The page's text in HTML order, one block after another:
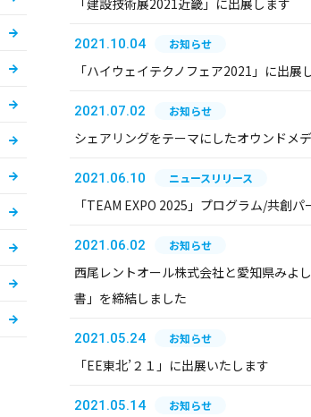
「建設技術展2021近畿」に出展します
2021.10.04 お知らせ
「ハイウェイテクノフェア2021」に出展
2021.07.02 お知らせ
シェアリングをテーマにしたオウンドメ
2021.06.10 ニュースリリース
「TEAM EXPO 2025」プログラム/共創
2021.06.02 お知らせ
西尾レントオール株式会社と愛知県みよ
書」を締結しました
2021.05.24 お知らせ
「EE東北’２１」に出展いたします
2021.05.14 お知らせ